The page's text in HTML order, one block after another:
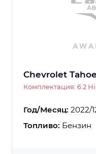
Chevrolet Tahoe
Комплектация: 6.2
Год/Месяц: 2022/
Топливо: Бензин